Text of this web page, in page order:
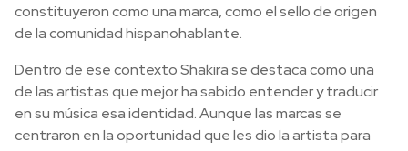
constituyeron como una marca, como el sello de origen
de la comunidad hispanohablante.
Dentro de ese contexto Shakira se destaca como una
de las artistas que mejor ha sabido entender y traducir
en su música esa identidad. Aunque las marcas se
centraron en la oportunidad que les dio la artista para